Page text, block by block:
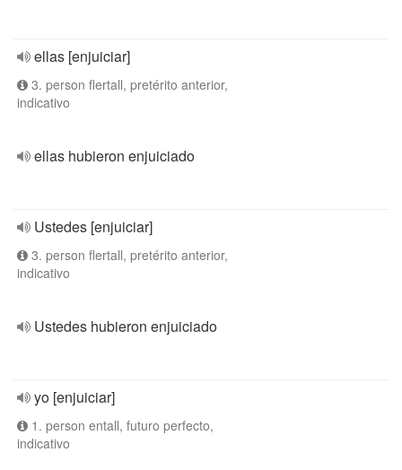
ellas [enjuiciar]
3. person flertall, pretérito anterior,
indicativo
ellas hubieron enjuiciado
Ustedes [enjuiciar]
3. person flertall, pretérito anterior,
indicativo
Ustedes hubieron enjuiciado
yo [enjuiciar]
1. person entall, futuro perfecto,
indicativo